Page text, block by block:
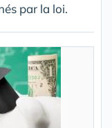
par la loi.